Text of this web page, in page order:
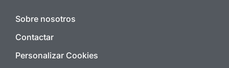
Sobre nosotros
Contactar
Personalizar Cookies